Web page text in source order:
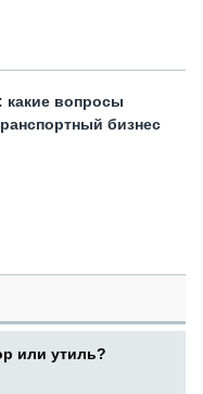
какие вопросы
бизнес
или утиль?